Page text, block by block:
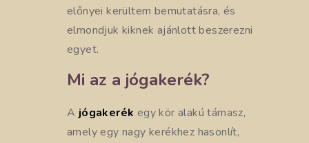
előnyei kerültem bemutatásra, és
elmondjuk kiknek ajánlott beszerezni
egyet.
Mi az a jógakerék?
A jógakerék egy kör alakú támasz,
amely egy nagy kerékhez hasonlít,